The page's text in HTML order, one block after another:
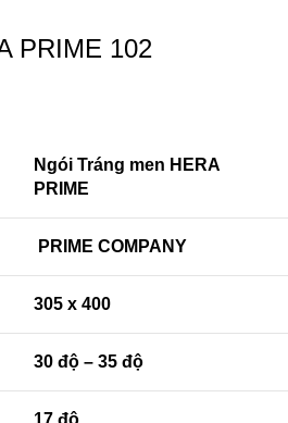
PRIME 102
Ngói Tráng men HERA
PRIME
PRIME COMPANY
305 x 400
30 độ – 35 độ
17 độ